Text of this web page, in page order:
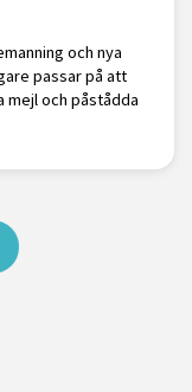
och nya
passar på att
mejl och påstådda